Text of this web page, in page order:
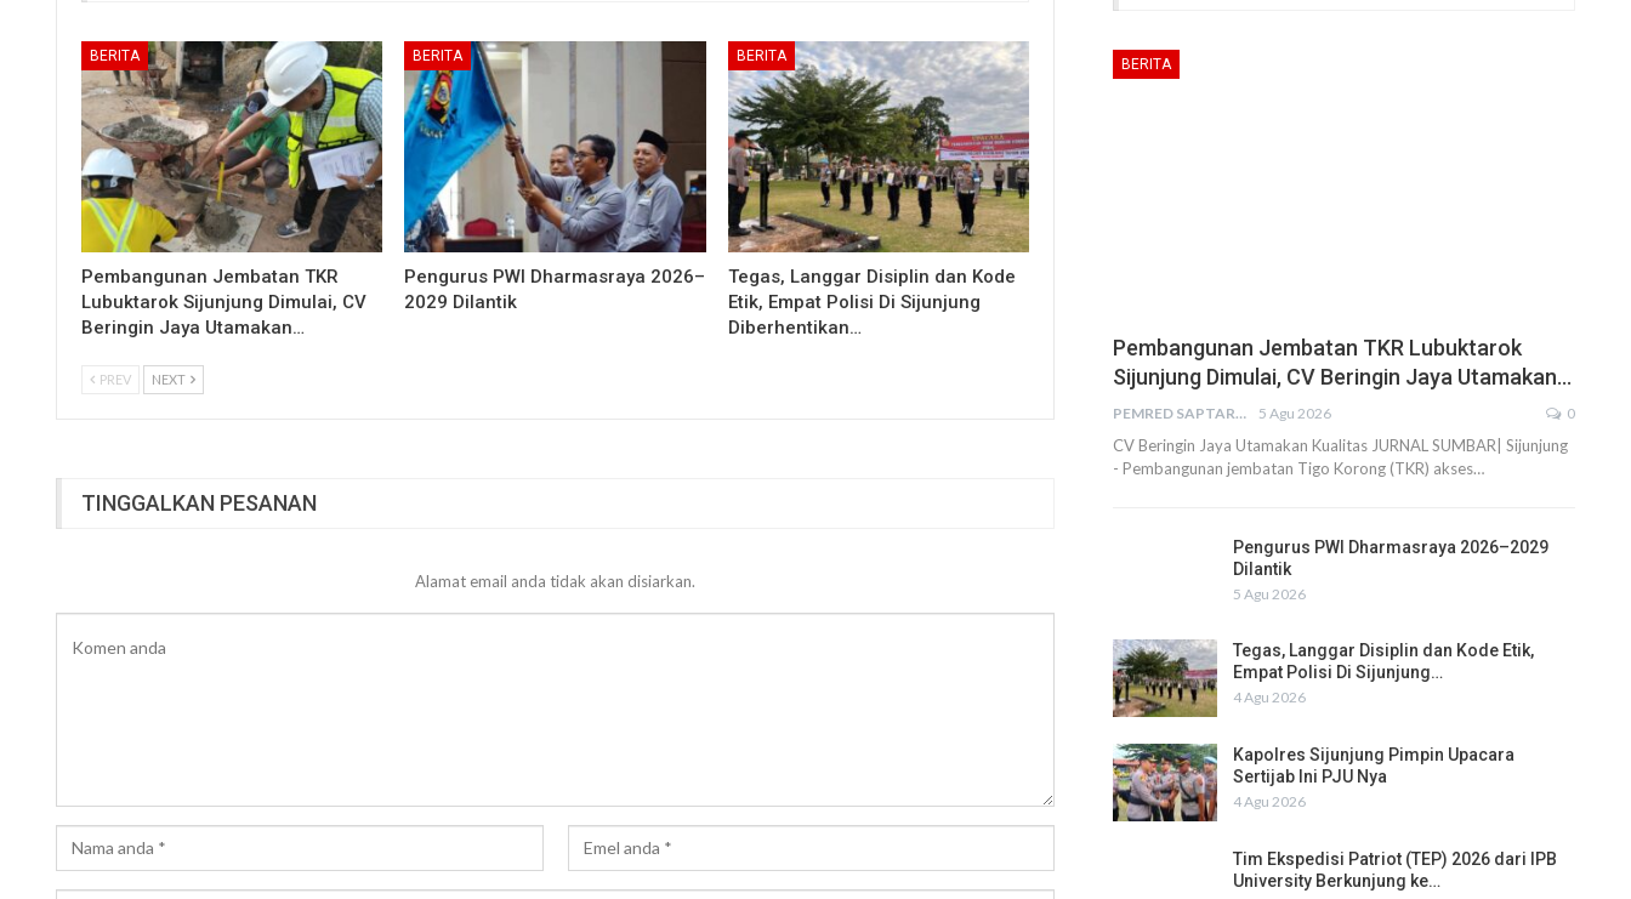
BERITA
Pembangunan Jembatan TKR
Lubuktarok Sijunjung Dimulai, CV
Beringin Jaya Utamakan…
BERITA
Pengurus PWI Dharmasraya 2026–
2029 Dilantik
BERITA
Tegas, Langgar Disiplin dan Kode
Etik, Empat Polisi Di Sijunjung
Diberhentikan…
PREV NEXT
TINGGALKAN PESANAN
Alamat email anda tidak akan disiarkan.
BERITA
Pembangunan Jembatan TKR Lubuktarok
Sijunjung Dimulai, CV Beringin Jaya Utamakan…
PEMRED SAPTARIUS 5 Agu 2026 0
CV Beringin Jaya Utamakan Kualitas JURNAL SUMBAR| Sijunjung
- Pembangunan jembatan Tigo Korong (TKR) akses…
Pengurus PWI Dharmasraya 2026–2029
Dilantik
5 Agu 2026
Tegas, Langgar Disiplin dan Kode Etik,
Empat Polisi Di Sijunjung…
4 Agu 2026
Kapolres Sijunjung Pimpin Upacara
Sertijab Ini PJU Nya
4 Agu 2026
Tim Ekspedisi Patriot (TEP) 2026 dari IPB
University Berkunjung ke…